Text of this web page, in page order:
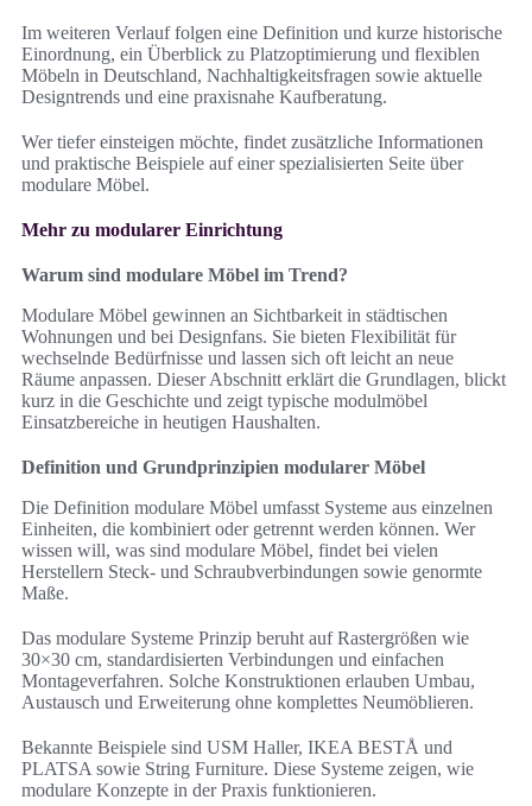
Im weiteren Verlauf folgen eine Definition und kurze historische
Einordnung, ein Überblick zu Platzoptimierung und flexiblen
Möbeln in Deutschland, Nachhaltigkeitsfragen sowie aktuelle
Designtrends und eine praxisnahe Kaufberatung.
Wer tiefer einsteigen möchte, findet zusätzliche Informationen
und praktische Beispiele auf einer spezialisierten Seite über
modulare Möbel.
Mehr zu modularer Einrichtung
Warum sind modulare Möbel im Trend?
Modulare Möbel gewinnen an Sichtbarkeit in städtischen
Wohnungen und bei Designfans. Sie bieten Flexibilität für
wechselnde Bedürfnisse und lassen sich oft leicht an neue
Räume anpassen. Dieser Abschnitt erklärt die Grundlagen, blickt
kurz in die Geschichte und zeigt typische modulmöbel
Einsatzbereiche in heutigen Haushalten.
Definition und Grundprinzipien modularer Möbel
Die Definition modulare Möbel umfasst Systeme aus einzelnen
Einheiten, die kombiniert oder getrennt werden können. Wer
wissen will, was sind modulare Möbel, findet bei vielen
Herstellern Steck- und Schraubverbindungen sowie genormte
Maße.
Das modulare Systeme Prinzip beruht auf Rastergrößen wie
30×30 cm, standardisierten Verbindungen und einfachen
Montageverfahren. Solche Konstruktionen erlauben Umbau,
Austausch und Erweiterung ohne komplettes Neumöblieren.
Bekannte Beispiele sind USM Haller, IKEA BESTÅ und
PLATSA sowie String Furniture. Diese Systeme zeigen, wie
modulare Konzepte in der Praxis funktionieren.